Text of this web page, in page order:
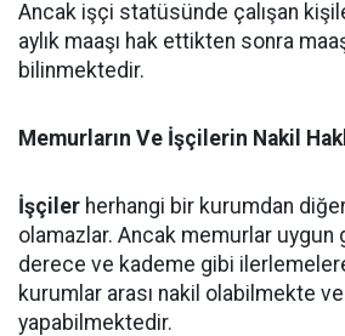
Ancak işçi statüsünde çalışan
aylık maaşı hak ettikten sonra
bilinmektedir.
Memurların Ve İşçilerin Nakil
İşçiler herhangi bir kurumdan
olamazlar. Ancak memurlar
derece ve kademe gibi
kurumlar arası nakil olabilmekte
yapabilmektedir.